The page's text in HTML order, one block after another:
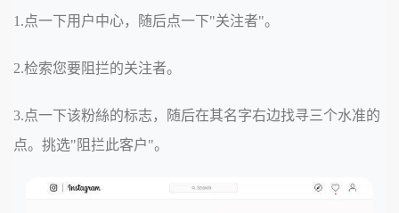
1.点一下用户中心，随后点一下"关注者"。
2.检索您要阻拦的关注者。
3.点一下该粉絲的标志，随后在其名字右边找寻三个水准的
点。挑选"阻拦此客户"。